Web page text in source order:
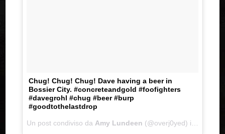
Chug! Chug! Chug! Dave having a beer in
Bossier City. #concreteandgold #foofighters
#davegrohl #chug #beer #burp
#goodtothelastdrop
Un post condiviso da Amy Lundeen (@overj0yed) in data: